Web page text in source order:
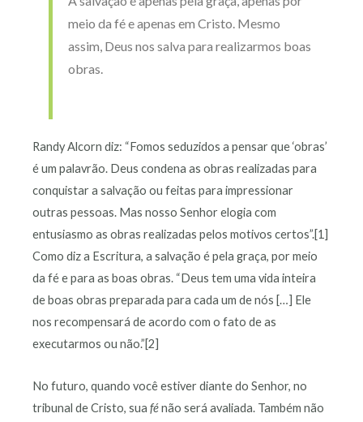
meio da fé e apenas em Cristo. Mesmo
assim, Deus nos salva para realizarmos boas
obras.
Randy Alcorn diz: “Fomos seduzidos a pensar que ‘obras’
é um palavrão. Deus condena as obras realizadas para
conquistar a salvação ou feitas para impressionar
outras pessoas. Mas nosso Senhor elogia com
entusiasmo as obras realizadas pelos motivos certos”.[1]
Como diz a Escritura, a salvação é pela graça, por meio
da fé e para as boas obras. “Deus tem uma vida inteira
de boas obras preparada para cada um de nós […] Ele
nos recompensará de acordo com o fato de as
executarmos ou não.”[2]
No futuro, quando você estiver diante do Senhor, no
tribunal de Cristo, sua fénão será avaliada. Também não